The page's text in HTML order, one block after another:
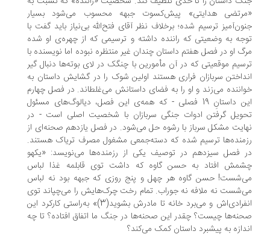
هدایتی» پیش‌کسوت جبهه محسوب می‌شود بسیار
ترسیم شده؛ برخلاف نظر آقای فتح‌الله بی‌نیاز باید گفت با
به وضعیتی که راننده داشته و ترسیمی که از چهره‌ی او شده
او در فصل هفتم داستان چندان غیر منتظره نبوده اما نویسنده با
موقعیتی که در آن مأمورین با چنگک در لای بوته‌ها دنبال گیر
سربازان فراری هستند اولین شوک را در گشایش داستان به
می‌زند و او را به فضای داستانش می‌غلطاند. در فصل چهارم
این داستانِ 19 فصلی - که همه‌ی این فصل، دیالوگ‌های مسئول
گرفتن ادوات جنگی سربازان با شخصیت اصلی است - در
مشکل سرباز با رشوه حل می‌شود. در فصل یازدهم صحنه‌ای از
ترسیم شده که دسته‌جمعی مشغول مصرف تریاک هستند.
فصل سیزدهم در توصیف یکی از رزمنده‌ها می‌نویسد: «یکهو
افتاد به حسن گاوه که داشت توی قابلمه غذا لباس
حسن گاوه هر چهل و پنج روزی که جبهه بود نه لباس
نه ملافه نه جوراب. تمام رخت چرک‌هایش را می‌چپاند توی
انفرادی‌اش و می‌برد خانه تا مادرش بشوید(3)» به‌راستی کارکرد این
چیست؟ چقدر این صحنه‌ها در جنگ ما اتفاق افتاده؟ تا چه
به پیشبرد داستان کمک می‌کند؟